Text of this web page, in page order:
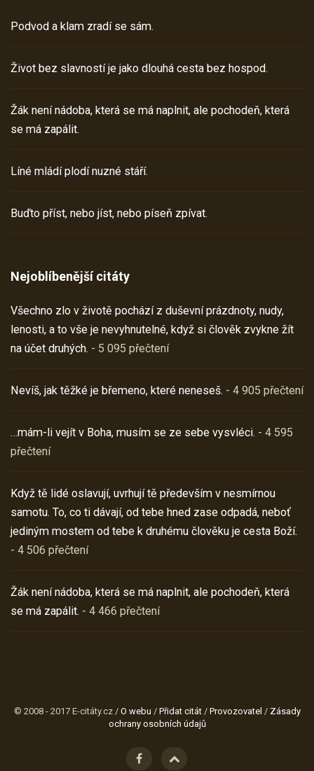
Podvod a klam zradí se sám.
Život bez slavností je jako dlouhá cesta bez hospod.
Žák není nádoba, která se má naplnit, ale pochodeň, která
se má zapálit.
Líné mládí plodí nuzné stáří.
Buďto příst, nebo jíst, nebo píseň zpívat.
Nejoblíbenější citáty
Všechno zlo v životě pochází z duševní prázdnoty, nudy,
lenosti, a to vše je nevyhnutelné, když si člověk zvykne žít
na účet druhých. - 5 095 přečtení
Nevíš, jak těžké je břemeno, které neneseš. - 4 905 přečtení
…mám-li vejít v Boha, musím se ze sebe vysvléci. - 4 595
přečtení
Když tě lidé oslavují, uvrhují tě především v nesmírnou
samotu. To, co ti dávají, od tebe hned zase odpadá, neboť
jediným mostem od tebe k druhému člověku je cesta Boží.
- 4 506 přečtení
Žák není nádoba, která se má naplnit, ale pochodeň, která
se má zapálit. - 4 466 přečtení
© 2008 - 2017 E-citáty.cz / O webu / Přidat citát/ Provozovatel / Zásady
ochrany osobních údajů